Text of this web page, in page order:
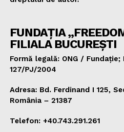
FUNDAȚIA
FILIALA BUCUREȘTI
Formă legală: ONG / Fundație;
127/PJ/2004
Adresa: Bd. Ferdinand I 125,
România – 21387
Telefon: +40.743.291.261